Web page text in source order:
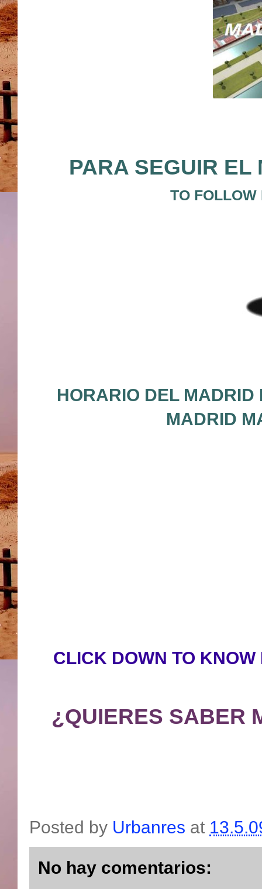
PARA SEGUIR EL
TO
HORARIO DEL
MADRID
CLICK DOWN TO
¿QUIERES SABER
Posted by Urbanres at
No hay comentarios: